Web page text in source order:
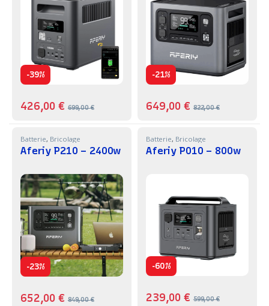
-39%
426,00€ 699,00€
-21%
649,00€ 822,00€
Batterie, Bricolage
Aferiy P210 – 2400w
-23%
652,00€ 849,00€
Batterie, Bricolage
Aferiy P010 – 800w
-60%
239,00€ 599,00€